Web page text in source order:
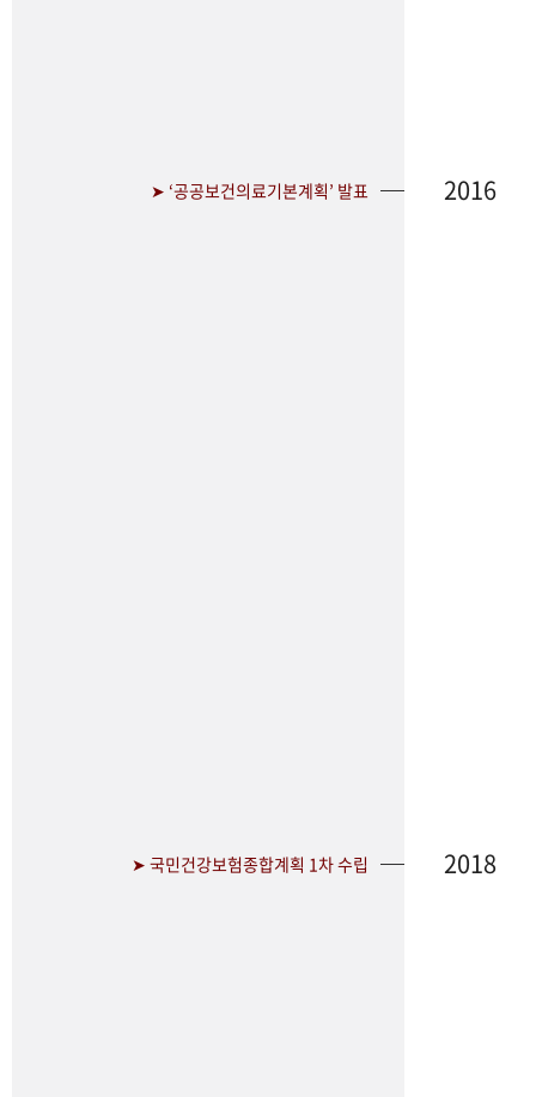
➤ ‘공공보건의료기본계획’ 발표 2016
➤ 국민건강보험종합계획 1차 수립 2018